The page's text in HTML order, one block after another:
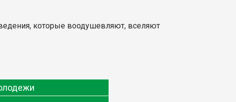
которые воодушевляют, вселяют